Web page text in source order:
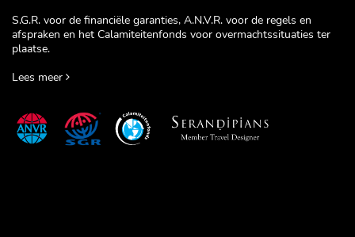
S.G.R. voor de financiële garanties, A.N.V.R. voor de regels en
afspraken en het Calamiteitenfonds voor overmachtssituaties ter
plaatse.
Lees meer